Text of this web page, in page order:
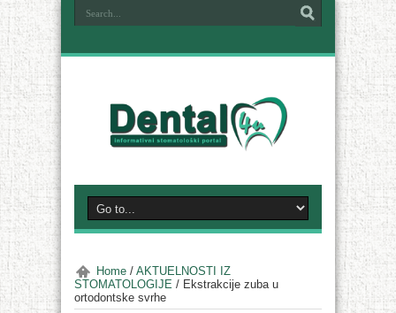
Home / AKTUELNOSTI IZ
STOMATOLOGIJE / Ekstrakcije zuba u
ortodontske svrhe